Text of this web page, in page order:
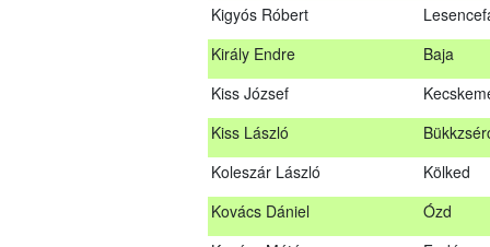
Kigyós Róbert
Király Endre
Baja
Kiss József
Kiss László
Koleszár László
Kölked
Kovács Dániel
Ózd
Kapitány János
Szanda
Kigyós Róbert
Király Endre
Baja
Kiss József
Kiss László
Bükkzsérc
Koleszár László
Kölked